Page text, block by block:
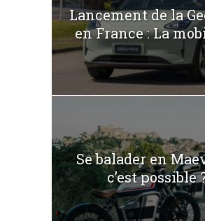
Lancement de la
en France : La
Se balader en
c’est possible